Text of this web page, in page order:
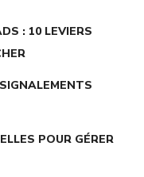
: 10 LEVIERS
POUR GÉRER